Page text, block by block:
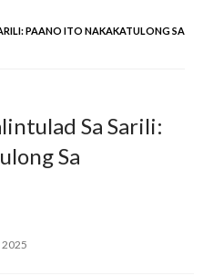
PAANO ITO NAKAKATULONG SA
Sa Sarili:
Sa
2025